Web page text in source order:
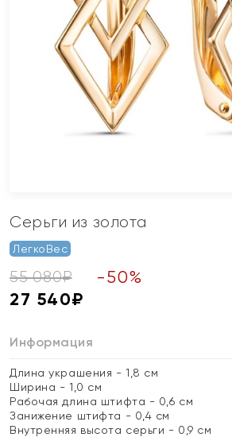
Серьги из золота
ЛегкоВес
55 080₽ -50%
27 540₽
Информация
Длина украшения - 1,8 см
Ширина - 1,0 см
Рабочая длина штифта - 0,6 см
Занижение штифта - 0,4 см
Внутренняя высота серьги - 0,9 см